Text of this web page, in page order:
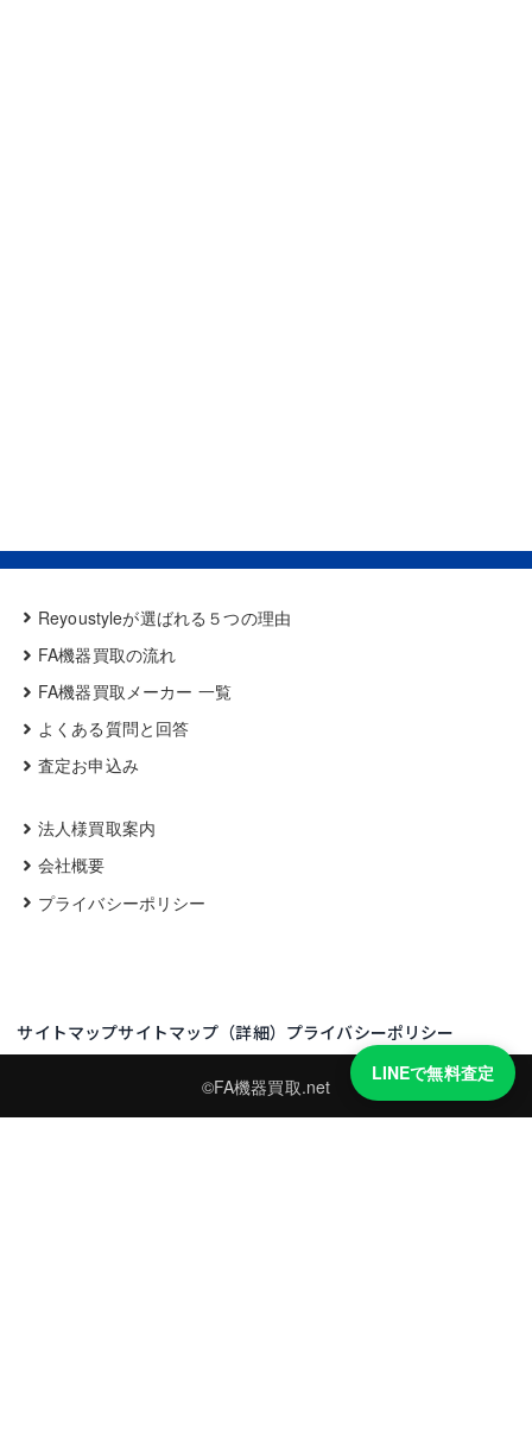
Reyoustyleが選ばれる５つの理由
FA機器買取の流れ
FA機器買取メーカー 一覧
よくある質問と回答
査定お申込み
法人様買取案内
会社概要
プライバシーポリシー
サイトマップサイトマップ（詳細） プライバシーポリシー
©FA機器買取.net
LINEで無料査定